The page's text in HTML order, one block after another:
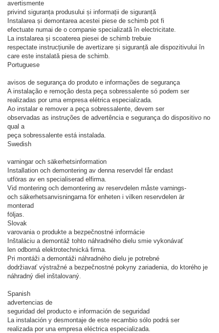
avertismente
privind siguranța produsului și informații de siguranță
Instalarea și demontarea acestei piese de schimb pot fi
efectuate numai de o companie specializată în electricitate.
La instalarea și scoaterea piesei de schimb trebuie
respectate instrucțiunile de avertizare și siguranță ale dispozitivului în
care este instalată piesa de schimb.
Portuguese
avisos de segurança do produto e informações de segurança
A instalação e remoção desta peça sobressalente só podem ser
realizadas por uma empresa elétrica especializada.
Ao instalar e remover a peça sobressalente, devem ser
observadas as instruções de advertência e segurança do dispositivo no
qual a
peça sobressalente está instalada.
Swedish
varningar och säkerhetsinformation
Installation och demontering av denna reservdel får endast
utföras av en specialiserad elfirma.
Vid montering och demontering av reservdelen måste varnings-
och säkerhetsanvisningarna för enheten i vilken reservdelen är
monterad
följas.
Slovak
varovania o produkte a bezpečnostné informácie
Inštaláciu a demontáž tohto náhradného dielu smie vykonávať
len odborná elektrotechnická firma.
Pri montáži a demontáži náhradného dielu je potrebné
dodržiavať výstražné a bezpečnostné pokyny zariadenia, do ktorého je
náhradný diel inštalovaný.
Spanish
advertencias de
seguridad del producto e información de seguridad
La instalación y desmontaje de este recambio sólo podrá ser
realizada por una empresa eléctrica especializada.